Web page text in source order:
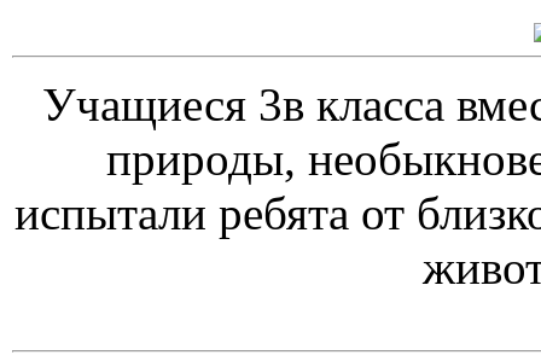
Учащиеся 3в класса
природы,
испытали ребята от